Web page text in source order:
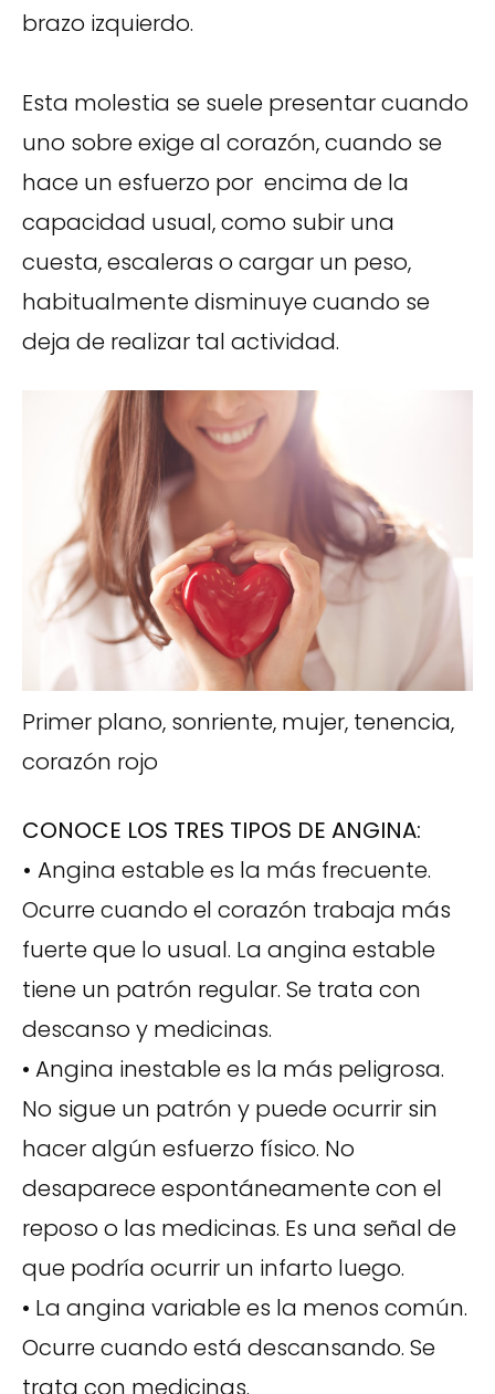
brazo izquierdo.
Esta molestia se suele presentar cuando
uno sobre exige al corazón, cuando se
hace un esfuerzo por encima de la
capacidad usual, como subir una
cuesta, escaleras o cargar un peso,
habitualmente disminuye cuando se
deja de realizar tal actividad.
Primer plano, sonriente, mujer, tenencia,
corazón rojo
CONOCE LOS TRES TIPOS DE ANGINA:
• Angina estable es la más frecuente.
Ocurre cuando el corazón trabaja más
fuerte que lo usual. La angina estable
tiene un patrón regular. Se trata con
descanso y medicinas.
• Angina inestable es la más peligrosa.
No sigue un patrón y puede ocurrir sin
hacer algún esfuerzo físico. No
desaparece espontáneamente con el
reposo o las medicinas. Es una señal de
que podría ocurrir un infarto luego.
• La angina variable es la menos común.
Ocurre cuando está descansando. Se
trata con medicinas.